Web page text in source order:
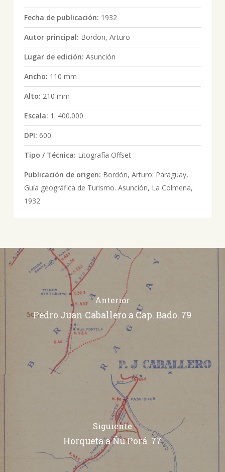
Fecha de publicación: 1932
Autor principal: Bordon, Arturo
Lugar de edición: Asunción
Ancho: 110 mm
Alto: 210 mm
Escala: 1: 400.000
DPI: 600
Tipo / Técnica: Litografía Offset
Publicación de origen: Bordón, Arturo: Paraguay,
Guía geográfica de Turismo. Asunción, La Colmena,
1932
Anterior
Pedro Juan Caballero a Cap. Bado. 79
Siguiente
Horqueta a Ñu Porá. 77